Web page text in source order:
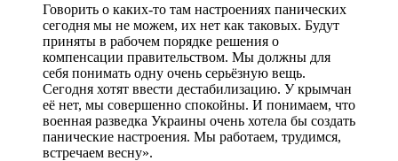
Говорить о каких-то там настроениях панических
сегодня мы не можем, их нет как таковых. Будут
приняты в рабочем порядке решения о
компенсации правительством. Мы должны для
себя понимать одну очень серьёзную вещь.
Сегодня хотят ввести дестабилизацию. У крымчан
её нет, мы совершенно спокойны. И понимаем, что
военная разведка Украины очень хотела бы создать
панические настроения. Мы работаем, трудимся,
встречаем весну».